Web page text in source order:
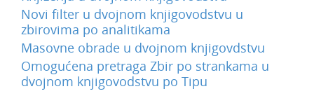
Novi filter u dvojnom knjigovodstvu u
zbirovima po analitikama
Masovne obrade u dvojnom knjigovdstvu
Omogućena pretraga Zbir po strankama u
dvojnom knjigovodstvu po Tipu